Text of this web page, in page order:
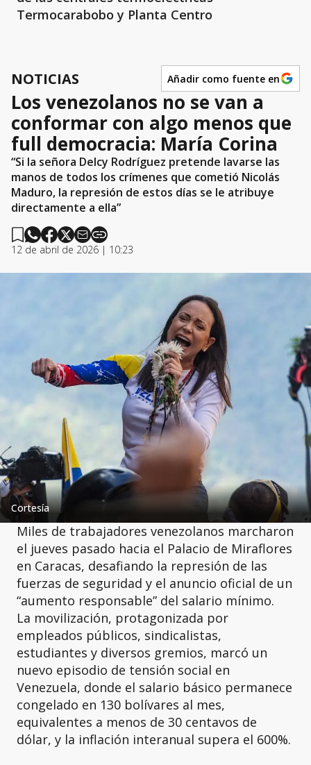
Termocarabobo y Planta Centro
NOTICIAS Añadir como fuente en
Los venezolanos no se van a
conformar con algo menos que
full democracia: María Corina
“Si la señora Delcy Rodríguez pretende lavarse las
manos de todos los crímenes que cometió Nicolás
Maduro, la represión de estos días se le atribuye
directamente a ella”
12 de abril de 2026 | 10:23
Cortesía
Miles de trabajadores venezolanos marcharon
el jueves pasado hacia el Palacio de Miraflores
en Caracas, desafiando la represión de las
fuerzas de seguridad y el anuncio oficial de un
“aumento responsable” del salario mínimo.
La movilización, protagonizada por
empleados públicos, sindicalistas,
estudiantes y diversos gremios, marcó un
nuevo episodio de tensión social en
Venezuela, donde el salario básico permanece
congelado en 130 bolívares al mes,
equivalentes a menos de 30 centavos de
dólar, y la inflación interanual supera el 600%.